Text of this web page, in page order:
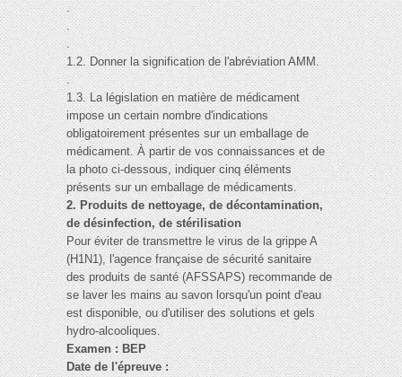
.
.
.
1.2. Donner la signification de l'abréviation AMM.
.
1.3. La législation en matière de médicament
impose un certain nombre d'indications
obligatoirement présentes sur un emballage de
médicament. À partir de vos connaissances et de
la photo ci-dessous, indiquer cinq éléments
présents sur un emballage de médicaments.
2. Produits de nettoyage, de décontamination,
de désinfection, de stérilisation
Pour éviter de transmettre le virus de la grippe A
(H1N1), l'agence française de sécurité sanitaire
des produits de santé (AFSSAPS) recommande de
se laver les mains au savon lorsqu'un point d'eau
est disponible, ou d'utiliser des solutions et gels
hydro-alcooliques.
Examen : BEP
Date de l'épreuve :